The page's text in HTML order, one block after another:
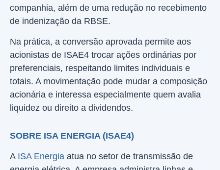
companhia, além de uma redução no recebimento
de indenização da RBSE.
Na prática, a conversão aprovada permite aos
acionistas de ISAE4 trocar ações ordinárias por
preferenciais, respeitando limites individuais e
totais. A movimentação pode mudar a composição
acionária e interessa especialmente quem avalia
liquidez ou direito a dividendos.
SOBRE ISA ENERGIA (ISAE4)
A ISA Energia atua no setor de transmissão de